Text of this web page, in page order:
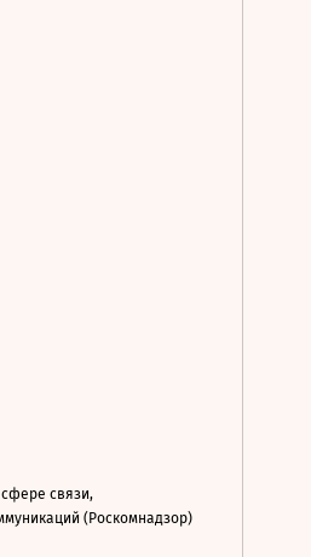
связи,
(Роскомнадзор)